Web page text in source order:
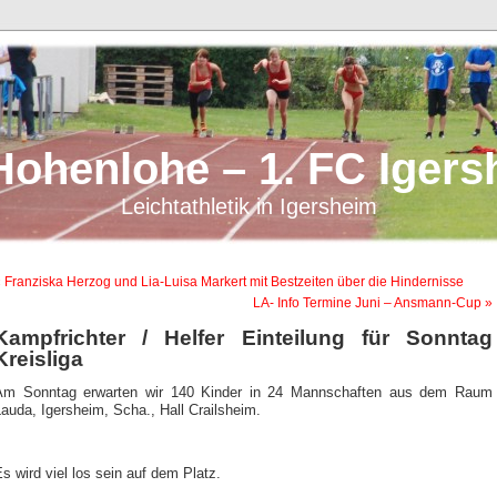
– 1. FC
Leichtathletik in Igersheim
Franziska Herzog und Lia-Luisa Markert mit Bestzeiten über die Hindernisse
LA- Info Termine Juni – Ansmann-Cup »
/ Helfer Einteilung für Sonntag
Sonntag erwarten wir 140 Kinder in 24 Mannschaften aus dem Raum
Igersheim, Scha., Hall Crailsheim.
wird viel los sein auf dem Platz.